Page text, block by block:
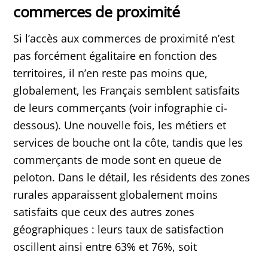
commerces de proximité
Si l’accès aux commerces de proximité n’est
pas forcément égalitaire en fonction des
territoires, il n’en reste pas moins que,
globalement, les Français semblent satisfaits
de leurs commerçants (voir infographie ci-
dessous). Une nouvelle fois, les métiers et
services de bouche ont la côte, tandis que les
commerçants de mode sont en queue de
peloton. Dans le détail, les résidents des zones
rurales apparaissent globalement moins
satisfaits que ceux des autres zones
géographiques : leurs taux de satisfaction
oscillent ainsi entre 63% et 76%, soit